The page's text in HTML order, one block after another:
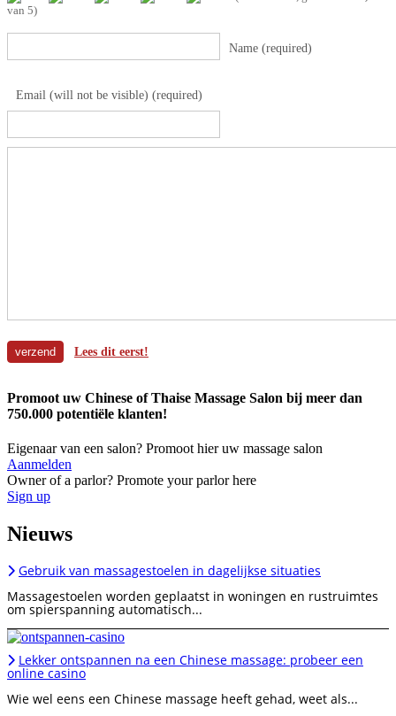
van 5)
Name (required)
Email (will not be visible) (required)
Lees dit eerst!
Promoot uw Chinese of Thaise Massage Salon bij meer dan
750.000 potentiële klanten!
Eigenaar van een salon? Promoot hier uw massage salon
Aanmelden
Owner of a parlor? Promote your parlor here
Sign up
Nieuws
Gebruik van massagestoelen in dagelijkse situaties
Massagestoelen worden geplaatst in woningen en rustruimtes
om spierspanning automatisch...
Lekker ontspannen na een Chinese massage: probeer een
online casino
Wie wel eens een Chinese massage heeft gehad, weet als...